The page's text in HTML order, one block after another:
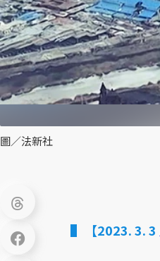
圖／法新社
【2023. 3. 3